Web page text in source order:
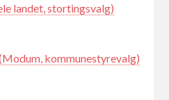
landet, stortingsvalg)
kommunestyrevalg)